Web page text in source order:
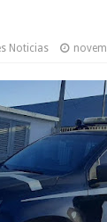
Noticias